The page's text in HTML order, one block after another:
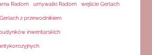
Radom umywalki Radom wejście Gerlach
z przewodnikiem
inwentarskich